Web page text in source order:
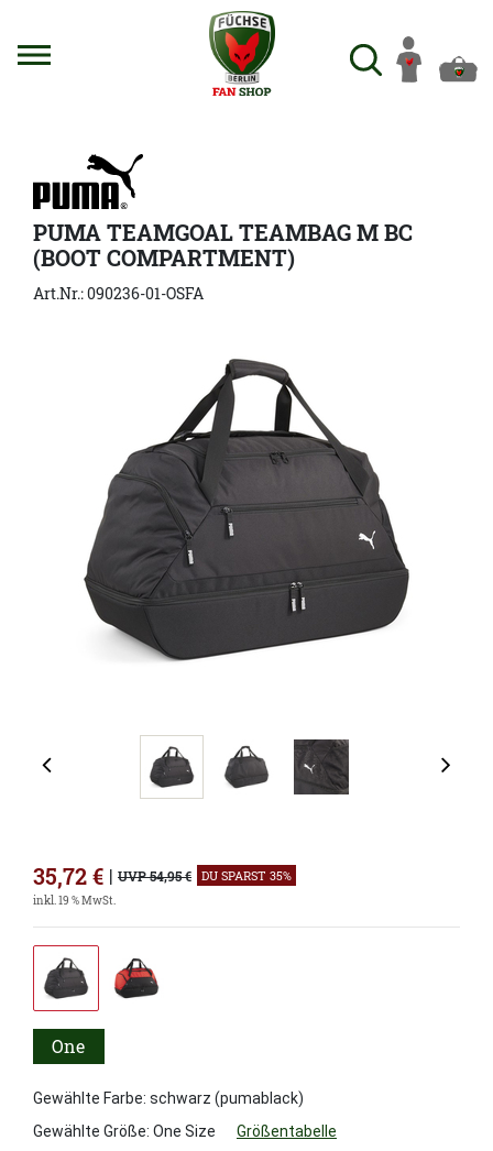
PUMA TEAMGOAL TEAMBAG M BC
(BOOT COMPARTMENT)
Art.Nr.: 090236-01-OSFA
35,72€ | UVP 54,95 € DU SPARST 35%
inkl. 19 % MwSt.
One
Gewählte Farbe: schwarz (pumablack)
Gewählte Größe: One Size Größentabelle